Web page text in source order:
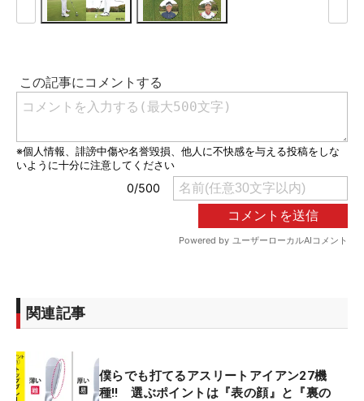
関連記事
僕らでも打てるアスリートアイアン27機
種‼ 選ぶポイントは『表の顔』と『裏の